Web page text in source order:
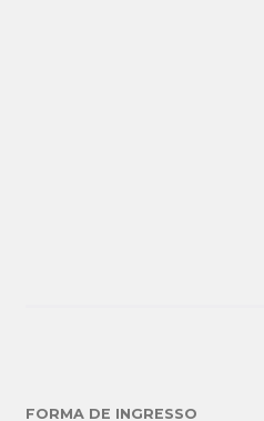
FORMA DE INGRESSO